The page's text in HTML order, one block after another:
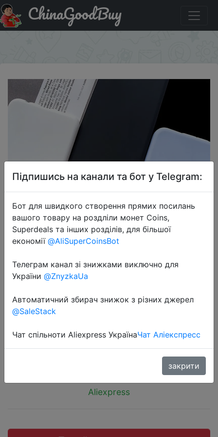
Придбати Чехлы для смартфонов Xiaomi на выбор.
Большой диапазон моделей.
ChinaGoodBuy
2019-01-27
выбор. Большой диапазон
моделей.
$0.89
Aliexpress
Підпишись на канали та бот у Telegram:
Бот для швидкого створення прямих посилань
вашого товару на роздліли монет Coins,
Superdeals та інших розділів, для більшої
економії @AliSuperCoinsBot
Телеграм канал зі знижками виключно для
України @ZnyzkaUa
Автоматичний збирач знижок з різних джерел
@SaleStack
Чат спільноти Aliexpress УкраїнаЧат Аліекспресс
закрити